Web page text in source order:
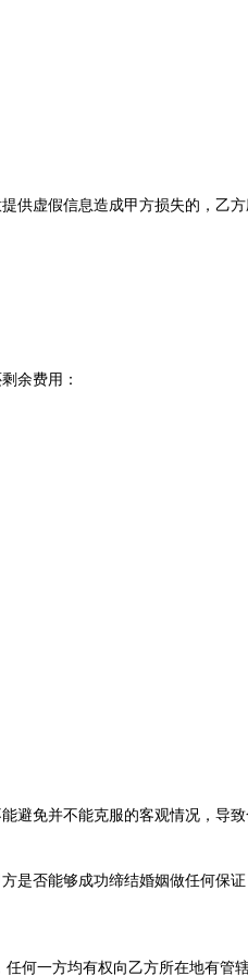
供虚假信息造成甲方损失的，乙方
余费用：
免并不能克服的客观情况，导
否能够成功缔结婚姻做任何保证
何一方均有权向乙方所在地有管